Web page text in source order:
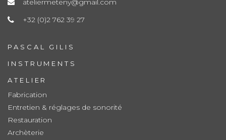
ateliermeteny@gmail.com
+32 (0)2 762 39 27
PASCAL GILIS
INSTRUMENTS
ATELIER
Fabrication
Entretien & réglages de sonorité
Restauration
Archèterie